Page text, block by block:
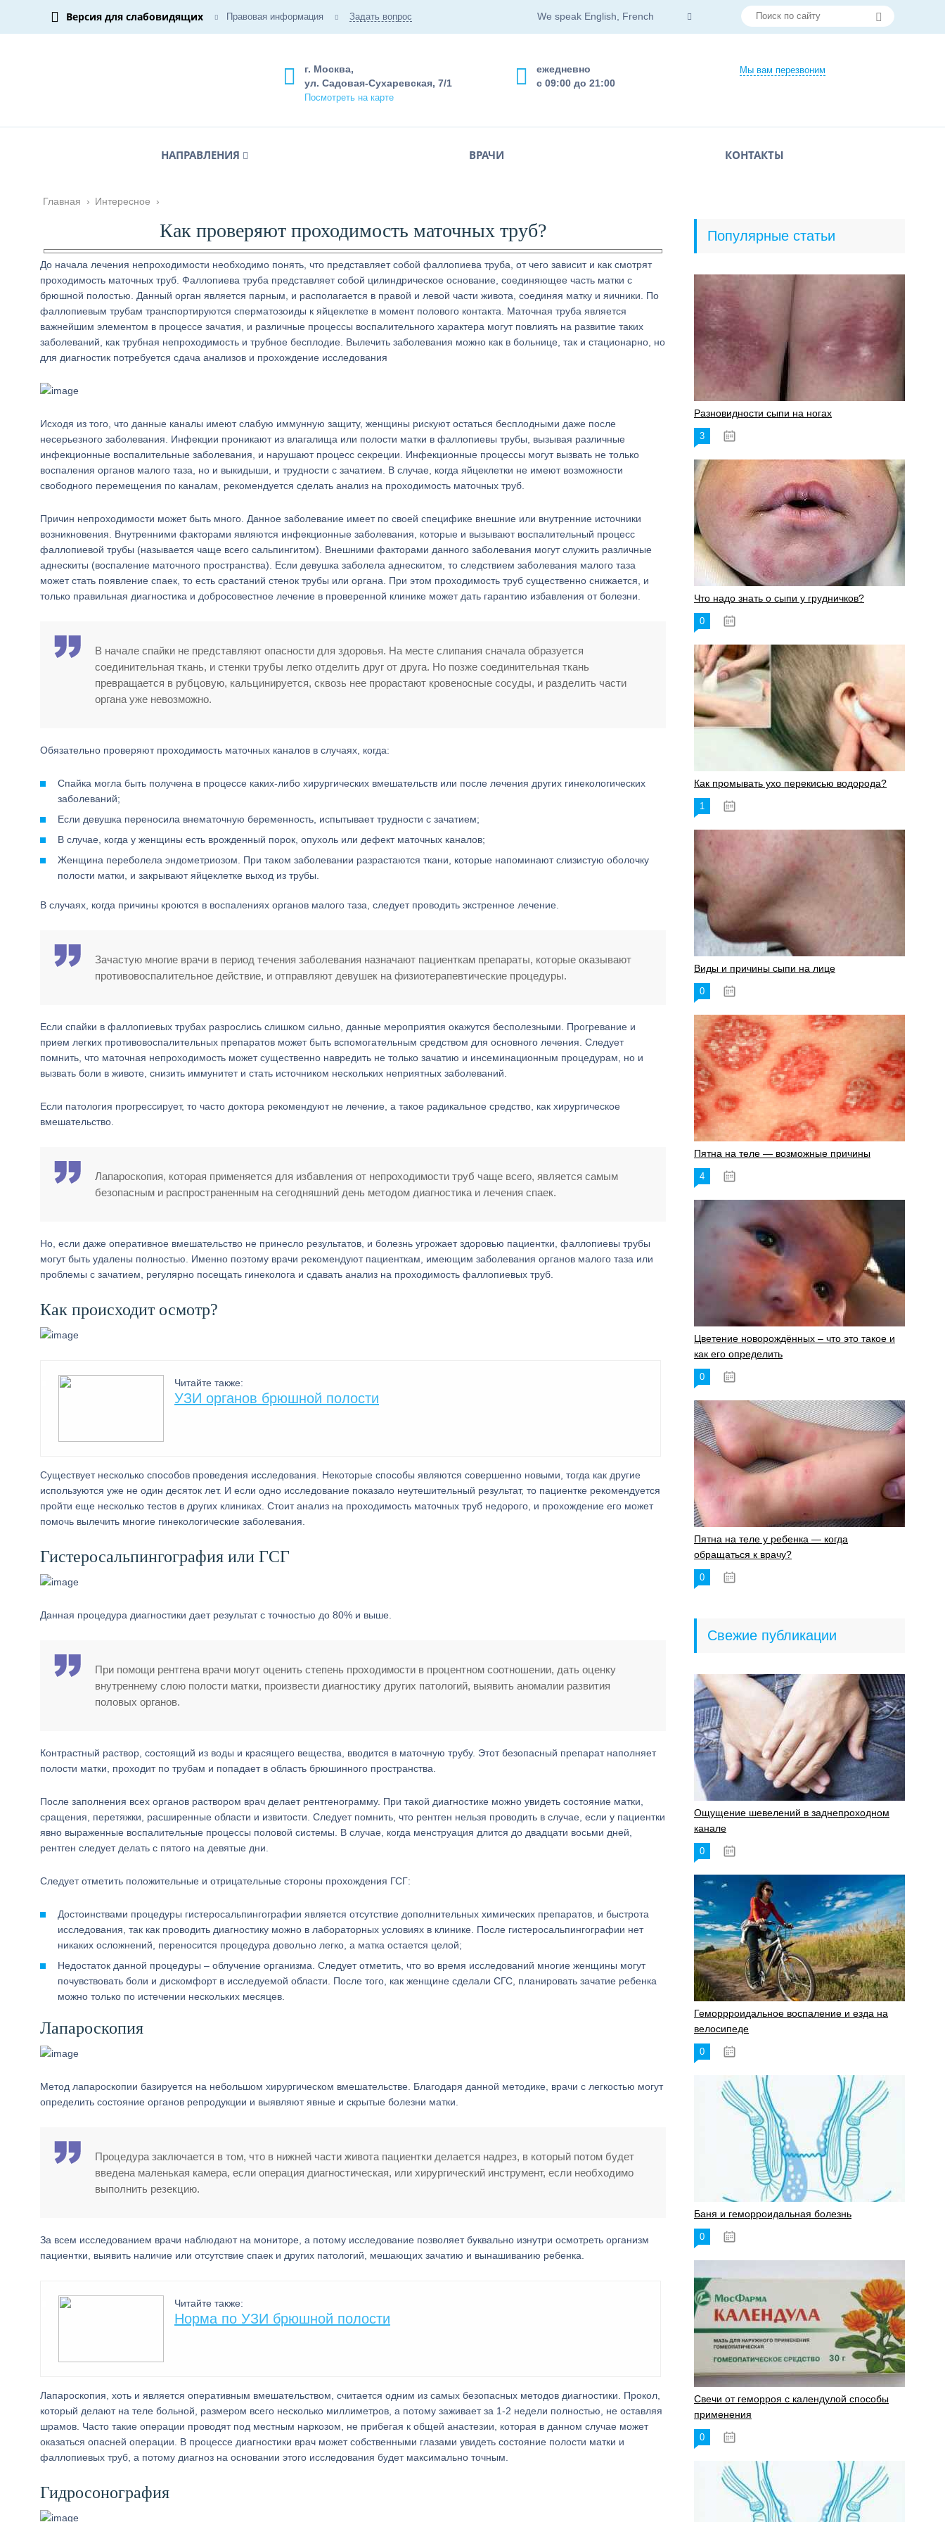
Версия для слабовидящих Правовая информация Задать вопрос We speak English, French
Мы вам перезвоним
ежедневно
с 09:00 до 21:00
г. Москва,
ул. Садовая-Сухаревская, 7/1
Посмотреть на карте
НАПРАВЛЕНИЯ ВРАЧИ КОНТАКТЫ
Главная › Интересное ›
Как проверяют проходимость маточных труб?
До начала лечения непроходимости необходимо понять, что представляет собой фаллопиева труба, от чего зависит и как смотрят
проходимость маточных труб. Фаллопиева труба представляет собой цилиндрическое основание, соединяющее часть матки с
брюшной полостью. Данный орган является парным, и располагается в правой и левой части живота, соединяя матку и яичники. По
фаллопиевым трубам транспортируются сперматозоиды к яйцеклетке в момент полового контакта. Маточная труба является
важнейшим элементом в процессе зачатия, и различные процессы воспалительного характера могут повлиять на развитие таких
заболеваний, как трубная непроходимость и трубное бесплодие. Вылечить заболевания можно как в больнице, так и стационарно, но
для диагностик потребуется сдача анализов и прохождение исследования
Исходя из того, что данные каналы имеют слабую иммунную защиту, женщины рискуют остаться бесплодными даже после
несерьезного заболевания. Инфекции проникают из влагалища или полости матки в фаллопиевы трубы, вызывая различные
инфекционные воспалительные заболевания, и нарушают процесс секреции. Инфекционные процессы могут вызвать не только
воспаления органов малого таза, но и выкидыши, и трудности с зачатием. В случае, когда яйцеклетки не имеют возможности
свободного перемещения по каналам, рекомендуется сделать анализ на проходимость маточных труб.
Причин непроходимости может быть много. Данное заболевание имеет по своей специфике внешние или внутренние источники
возникновения. Внутренними факторами являются инфекционные заболевания, которые и вызывают воспалительный процесс
фаллопиевой трубы (называется чаще всего сальпингитом). Внешними факторами данного заболевания могут служить различные
аднескиты (воспаление маточного пространства). Если девушка заболела аднескитом, то следствием заболевания малого таза
может стать появление спаек, то есть срастаний стенок трубы или органа. При этом проходимость труб существенно снижается, и
только правильная диагностика и добросовестное лечение в проверенной клинике может дать гарантию избавления от болезни.
В начале спайки не представляют опасности для здоровья. На месте слипания сначала образуется
соединительная ткань, и стенки трубы легко отделить друг от друга. Но позже соединительная ткань
превращается в рубцовую, кальцинируется, сквозь нее прорастают кровеносные сосуды, и разделить части
органа уже невозможно.
Обязательно проверяют проходимость маточных каналов в случаях, когда:
Спайка могла быть получена в процессе каких-либо хирургических вмешательств или после лечения других гинекологических
заболеваний;
Если девушка переносила внематочную беременность, испытывает трудности с зачатием;
В случае, когда у женщины есть врожденный порок, опухоль или дефект маточных каналов;
Женщина переболела эндометриозом. При таком заболевании разрастаются ткани, которые напоминают слизистую оболочку
полости матки, и закрывают яйцеклетке выход из трубы.
В случаях, когда причины кроются в воспалениях органов малого таза, следует проводить экстренное лечение.
Зачастую многие врачи в период течения заболевания назначают пациенткам препараты, которые оказывают
противовоспалительное действие, и отправляют девушек на физиотерапевтические процедуры.
Если спайки в фаллопиевых трубах разрослись слишком сильно, данные мероприятия окажутся бесполезными. Прогревание и
прием легких противовоспалительных препаратов может быть вспомогательным средством для основного лечения. Следует
помнить, что маточная непроходимость может существенно навредить не только зачатию и инсеминационным процедурам, но и
вызвать боли в животе, снизить иммунитет и стать источником нескольких неприятных заболеваний.
Если патология прогрессирует, то часто доктора рекомендуют не лечение, а такое радикальное средство, как хирургическое
вмешательство.
Лапароскопия, которая применяется для избавления от непроходимости труб чаще всего, является самым
безопасным и распространенным на сегодняшний день методом диагностика и лечения спаек.
Но, если даже оперативное вмешательство не принесло результатов, и болезнь угрожает здоровью пациентки, фаллопиевы трубы
могут быть удалены полностью. Именно поэтому врачи рекомендуют пациенткам, имеющим заболевания органов малого таза или
проблемы с зачатием, регулярно посещать гинеколога и сдавать анализ на проходимость фаллопиевых труб.
Как происходит осмотр?
Читайте также:
УЗИ органов брюшной полости
Существует несколько способов проведения исследования. Некоторые способы являются совершенно новыми, тогда как другие
используются уже не один десяток лет. И если одно исследование показало неутешительный результат, то пациентке рекомендуется
пройти еще несколько тестов в других клиниках. Стоит анализ на проходимость маточных труб недорого, и прохождение его может
помочь вылечить многие гинекологические заболевания.
Гистеросальпингография или ГСГ
Данная процедура диагностики дает результат с точностью до 80% и выше.
При помощи рентгена врачи могут оценить степень проходимости в процентном соотношении, дать оценку
внутреннему слою полости матки, произвести диагностику других патологий, выявить аномалии развития
половых органов.
Контрастный раствор, состоящий из воды и красящего вещества, вводится в маточную трубу. Этот безопасный препарат наполняет
полости матки, проходит по трубам и попадает в область брюшинного пространства.
После заполнения всех органов раствором врач делает рентгенограмму. При такой диагностике можно увидеть состояние матки,
сращения, перетяжки, расширенные области и извитости. Следует помнить, что рентген нельзя проводить в случае, если у пациентки
явно выраженные воспалительные процессы половой системы. В случае, когда менструация длится до двадцати восьми дней,
рентген следует делать с пятого на девятые дни.
Следует отметить положительные и отрицательные стороны прохождения ГСГ:
Достоинствами процедуры гистеросальпингографии является отсутствие дополнительных химических препаратов, и быстрота
исследования, так как проводить диагностику можно в лабораторных условиях в клинике. После гистеросальпингографии нет
никаких осложнений, переносится процедура довольно легко, а матка остается целой;
Недостаток данной процедуры – облучение организма. Следует отметить, что во время исследований многие женщины могут
почувствовать боли и дискомфорт в исследуемой области. После того, как женщине сделали СГС, планировать зачатие ребенка
можно только по истечении нескольких месяцев.
Лапароскопия
Метод лапароскопии базируется на небольшом хирургическом вмешательстве. Благодаря данной методике, врачи с легкостью могут
определить состояние органов репродукции и выявляют явные и скрытые болезни матки.
Процедура заключается в том, что в нижней части живота пациентки делается надрез, в который потом будет
введена маленькая камера, если операция диагностическая, или хирургический инструмент, если необходимо
выполнить резекцию.
За всем исследованием врачи наблюдают на мониторе, а потому исследование позволяет буквально изнутри осмотреть организм
пациентки, выявить наличие или отсутствие спаек и других патологий, мешающих зачатию и вынашиванию ребенка.
Читайте также:
Норма по УЗИ брюшной полости
Лапароскопия, хоть и является оперативным вмешательством, считается одним из самых безопасных методов диагностики. Прокол,
который делают на теле больной, размером всего несколько миллиметров, а потому заживает за 1-2 недели полностью, не оставляя
шрамов. Часто такие операции проводят под местным наркозом, не прибегая к общей анастезии, которая в данном случае может
оказаться опасней операции. В процессе диагностики врач может собственными глазами увидеть состояние полости матки и
фаллопиевых труб, а потому диагноз на основании этого исследования будет максимально точным.
Гидросонография
Популярные статьи
Разновидности сыпи на ногах
3
Что надо знать о сыпи у грудничков?
0
Как промывать ухо перекисью водорода?
1
Виды и причины сыпи на лице
0
Пятна на теле — возможные причины
4
Цветение новорождённых – что это такое и
как его определить
0
Пятна на теле у ребенка — когда
обращаться к врачу?
0
Свежие публикации
Ощущение шевелений в заднепроходном
канале
0
Геморрроидальное воспаление и езда на
велосипеде
0
Баня и геморроидальная болезнь
0
Свечи от геморроя с календулой способы
применения
0